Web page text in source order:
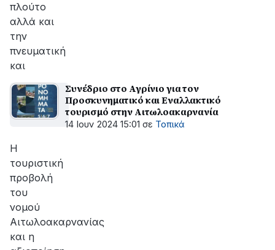
πλούτο
αλλά και
την
πνευματική
και
Συνέδριο στο Αγρίνιο για τον
Προσκυνηματικό και Εναλλακτικό
τουρισμό στην Αιτωλοακαρνανία
14 Ιουν 2024 15:01 σε Τοπικά
Η
τουριστική
προβολή
του
νομού
Αιτωλοακαρνανίας
και η